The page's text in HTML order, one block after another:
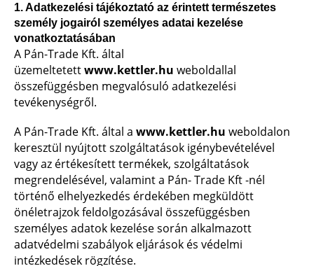
1. Adatkezelési tájékoztató az érintett természetes
személy jogairól személyes adatai kezelése
vonatkoztatásában
A Pán-Trade Kft. által
üzemeltetettwww.kettler.hu weboldallal
összefüggésben megvalósuló adatkezelési
tevékenységről.
A Pán-Trade Kft. által a www.kettler.hu weboldalon
keresztül nyújtott szolgáltatások igénybevételével
vagy az értékesített termékek, szolgáltatások
megrendelésével, valamint a Pán- Trade Kft -nél
történő elhelyezkedés érdekében megküldött
önéletrajzok feldolgozásával összefüggésben
személyes adatok kezelése során alkalmazott
adatvédelmi szabályok eljárások és védelmi
intézkedések rögzítése.